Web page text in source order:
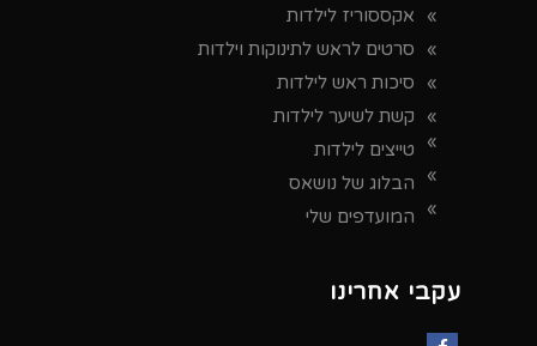
אקססוריז לילדות
סרטים לראש לתינוקות וילדות
סיכות ראש לילדות
קשת לשיער לילדות
טייצים לילדות
הבלוג של נושאס
המועדפים שלי
עקבי אחרינו